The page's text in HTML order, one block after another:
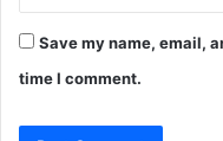
Save my name, email,
time I comment.